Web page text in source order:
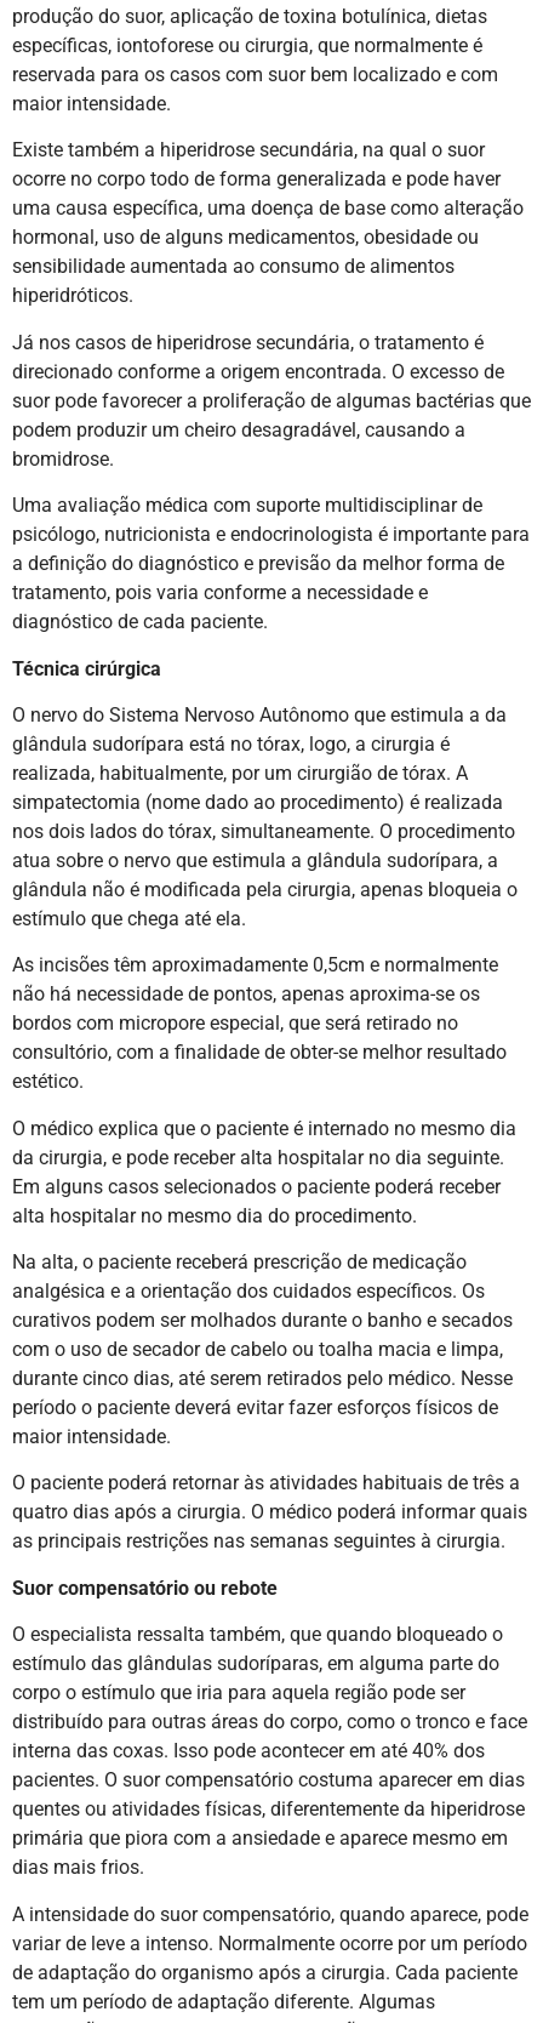
produção do suor, aplicação de toxina botulínica, dietas
específicas, iontoforese ou cirurgia, que normalmente é
reservada para os casos com suor bem localizado e com
maior intensidade.
Existe também a hiperidrose secundária, na qual o suor
ocorre no corpo todo de forma generalizada e pode haver
uma causa específica, uma doença de base como alteração
hormonal, uso de alguns medicamentos, obesidade ou
sensibilidade aumentada ao consumo de alimentos
hiperidróticos.
Já nos casos de hiperidrose secundária, o tratamento é
direcionado conforme a origem encontrada. O excesso de
suor pode favorecer a proliferação de algumas bactérias que
podem produzir um cheiro desagradável, causando a
bromidrose.
Uma avaliação médica com suporte multidisciplinar de
psicólogo, nutricionista e endocrinologista é importante para
a definição do diagnóstico e previsão da melhor forma de
tratamento, pois varia conforme a necessidade e
diagnóstico de cada paciente.
Técnica cirúrgica
O nervo do Sistema Nervoso Autônomo que estimula a da
glândula sudorípara está no tórax, logo, a cirurgia é
realizada, habitualmente, por um cirurgião de tórax. A
simpatectomia (nome dado ao procedimento) é realizada
nos dois lados do tórax, simultaneamente. O procedimento
atua sobre o nervo que estimula a glândula sudorípara, a
glândula não é modificada pela cirurgia, apenas bloqueia o
estímulo que chega até ela.
As incisões têm aproximadamente 0,5cm e normalmente
não há necessidade de pontos, apenas aproxima-se os
bordos com micropore especial, que será retirado no
consultório, com a finalidade de obter-se melhor resultado
estético.
O médico explica que o paciente é internado no mesmo dia
da cirurgia, e pode receber alta hospitalar no dia seguinte.
Em alguns casos selecionados o paciente poderá receber
alta hospitalar no mesmo dia do procedimento.
Na alta, o paciente receberá prescrição de medicação
analgésica e a orientação dos cuidados específicos. Os
curativos podem ser molhados durante o banho e secados
com o uso de secador de cabelo ou toalha macia e limpa,
durante cinco dias, até serem retirados pelo médico. Nesse
período o paciente deverá evitar fazer esforços físicos de
maior intensidade.
O paciente poderá retornar às atividades habituais de três a
quatro dias após a cirurgia. O médico poderá informar quais
as principais restrições nas semanas seguintes à cirurgia.
Suor compensatório ou rebote
O especialista ressalta também, que quando bloqueado o
estímulo das glândulas sudoríparas, em alguma parte do
corpo o estímulo que iria para aquela região pode ser
distribuído para outras áreas do corpo, como o tronco e face
interna das coxas. Isso pode acontecer em até 40% dos
pacientes. O suor compensatório costuma aparecer em dias
quentes ou atividades físicas, diferentemente da hiperidrose
primária que piora com a ansiedade e aparece mesmo em
dias mais frios.
A intensidade do suor compensatório, quando aparece, pode
variar de leve a intenso. Normalmente ocorre por um período
de adaptação do organismo após a cirurgia. Cada paciente
tem um período de adaptação diferente. Algumas